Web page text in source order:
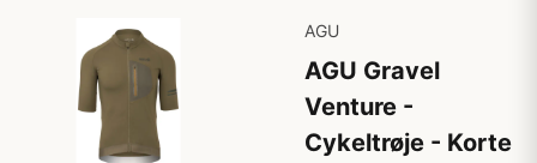
AGU
AGU Gravel
Venture -
Cykeltrøje - Korte